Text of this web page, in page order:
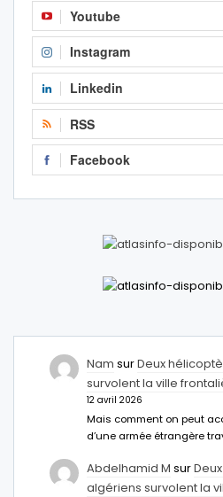
Youtube
Instagram
Linkedin
RSS
Facebook
Nam surDeux
survolent la ville
12 avril 2026
Mais comment on peut
d’une armée étrangère
Abdelhamid M sur
algériens survolent la